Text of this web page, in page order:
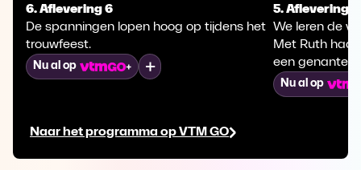
Naar het programma op VTM GO
6. Aflevering 6
De spanningen lopen hoog op tijdens het
trouwfeest.
Nu al op
5. Aflevering 5
We leren de
Met Ruth had
een genante
Nu al op